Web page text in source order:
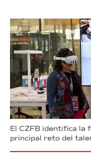
El CZFB identifica la
principal reto del